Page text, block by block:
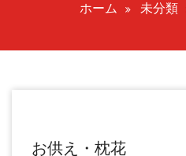
ホーム 未分類
お供え・枕花